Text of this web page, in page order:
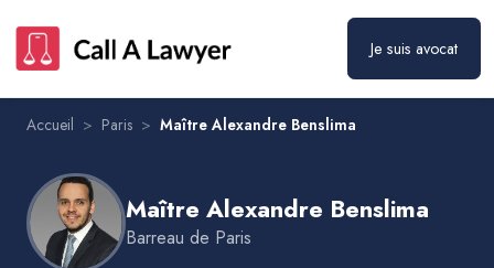
Je suis avocat
Accueil > Paris > Maître Alexandre Benslima
Maître Alexandre Benslima
Barreau de Paris